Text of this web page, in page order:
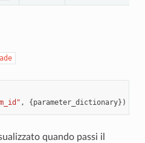
, { parameter_dictionary})
quando passi il